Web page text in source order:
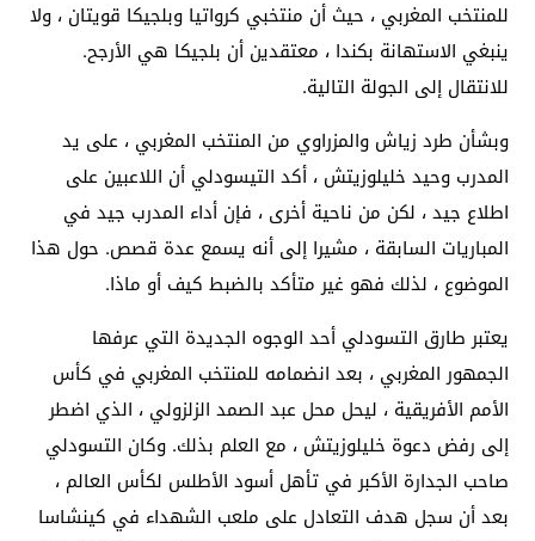
للمنتخب المغربي ، حيث أن منتخبي كرواتيا وبلجيكا قويتان ، ولا
ينبغي الاستهانة بكندا ، معتقدين أن بلجيكا هي الأرجح.
للانتقال إلى الجولة التالية.
وبشأن طرد زياش والمزراوي من المنتخب المغربي ، على يد
المدرب وحيد خليلوزيتش ، أكد التيسودلي أن اللاعبين على
اطلاع جيد ، لكن من ناحية أخرى ، فإن أداء المدرب جيد في
المباريات السابقة ، مشيرا إلى أنه يسمع عدة قصص. حول هذا
الموضوع ، لذلك فهو غير متأكد بالضبط كيف أو ماذا.
يعتبر طارق التسودلي أحد الوجوه الجديدة التي عرفها
الجمهور المغربي ، بعد انضمامه للمنتخب المغربي في كأس
الأمم الأفريقية ، ليحل محل عبد الصمد الزلزولي ، الذي اضطر
إلى رفض دعوة خليلوزيتش ، مع العلم بذلك. وكان التسودلي
صاحب الجدارة الأكبر في تأهل أسود الأطلس لكأس العالم ،
بعد أن سجل هدف التعادل على ملعب الشهداء في كينشاسا